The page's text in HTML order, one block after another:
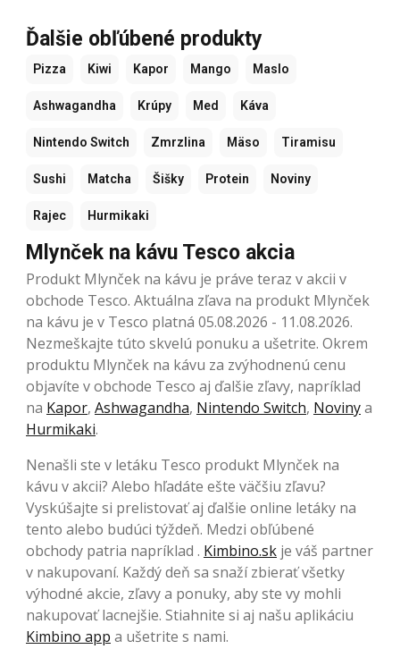
Ďalšie obľúbené produkty
Pizza Kiwi Kapor Mango Maslo
Ashwagandha Krúpy Med Káva
Nintendo Switch Zmrzlina Mäso Tiramisu
Sushi Matcha Šišky Protein Noviny
Rajec Hurmikaki
Mlynček na kávu Tesco akcia
Produkt Mlynček na kávu je práve teraz v akcii v
obchode Tesco. Aktuálna zľava na produkt Mlynček
na kávu je v Tesco platná 05.08.2026 - 11.08.2026.
Nezmeškajte túto skvelú ponuku a ušetrite. Okrem
produktu Mlynček na kávu za zvýhodnenú cenu
objavíte v obchode Tesco aj ďalšie zľavy, napríklad
na Kapor, Ashwagandha, Nintendo Switch, Novinya
Hurmikaki.
Nenašli ste v letáku Tesco produkt Mlynček na
kávu v akcii? Alebo hľadáte ešte väčšiu zľavu?
Vyskúšajte si prelistovať aj ďalšie online letáky na
tento alebo budúci týždeň. Medzi obľúbené
obchody patria napríklad . Kimbino.sk je váš partner
v nakupovaní. Každý deň sa snaží zbierať všetky
výhodné akcie, zľavy a ponuky, aby ste vy mohli
nakupovať lacnejšie. Stiahnite si aj našu aplikáciu
Kimbino app a ušetrite s nami.